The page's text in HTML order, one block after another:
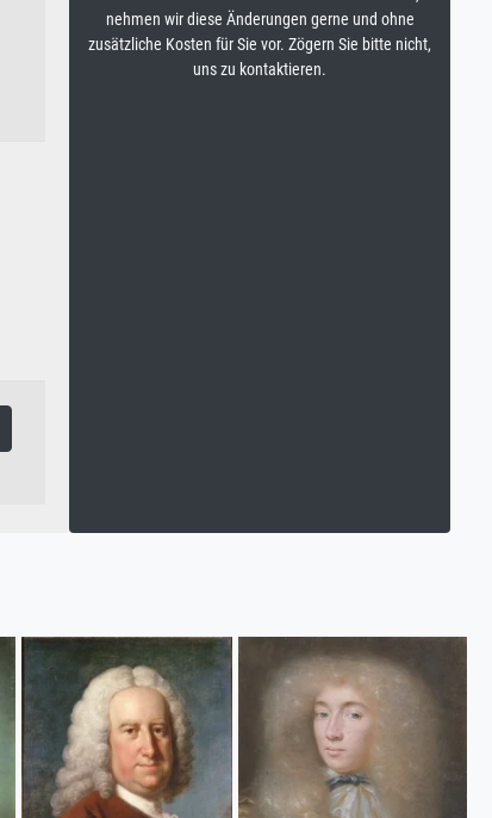
nehmen wir diese Änderungen gerne und ohne
zusätzliche Kosten für Sie vor. Zögern Sie bitte nicht,
uns zu kontaktieren.